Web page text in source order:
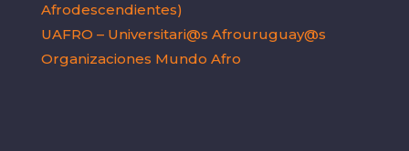
Afrodescendientes)
UAFRO – Universitari@s Afrouruguay@s
Organizaciones Mundo Afro